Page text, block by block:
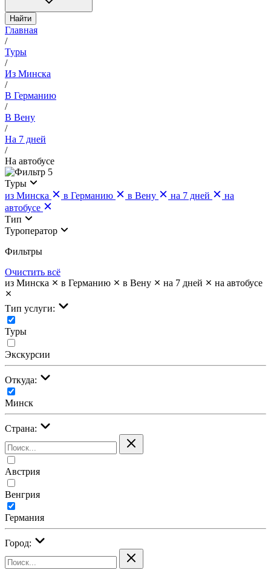
Найти
Главная
/
Туры
/
Из Минска
/
В Германию
/
В Вену
/
На 7 дней
/
На автобусе
5
Туры
из Минска
в Германию в Вену на 7 дней
на
автобусе
Тип
Туроператор
Фильтры
Очистить всё
из Минска
в Германию в Вену на 7 дней на автобусе
Тип услуги:
Туры
Экскурсии
Откуда:
Минск
Страна:
Австрия
Венгрия
Германия
Город: